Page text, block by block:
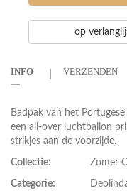
op
INFO VERZENDEN
Badpak van het
een all-over luchtballon
strikjes aan de voorzijde.
Collectie: Zomer
Categorie: